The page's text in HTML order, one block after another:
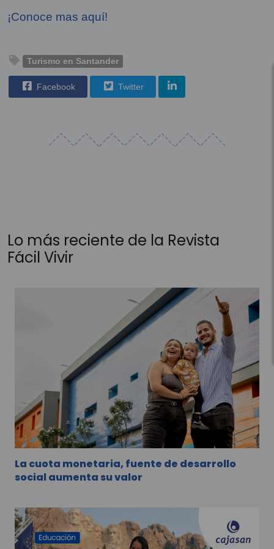
¡Conoce mas aquí!
Turismo en Santander
Facebook Twitter
Lo más reciente de la Revista
Fácil Vivir
La cuota monetaria, fuente de desarrollo
social aumenta su valor